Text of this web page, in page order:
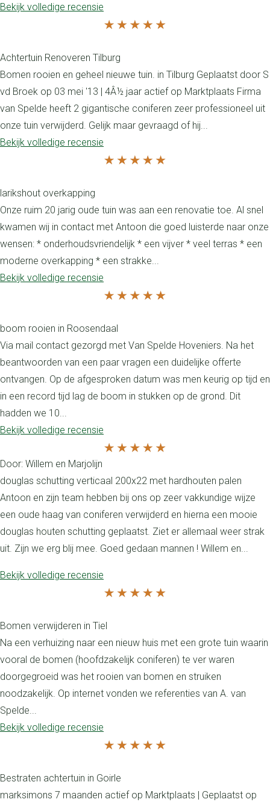
Bekijk volledige recensie
Achtertuin Renoveren Tilburg
Bomen rooien en geheel nieuwe tuin. in Tilburg Geplaatst door S
vd Broek op 03 mei '13 | 4Â½ jaar actief op Marktplaats Firma
van Spelde heeft 2 gigantische coniferen zeer professioneel uit
onze tuin verwijderd. Gelijk maar gevraagd of hij...
Bekijk volledige recensie
larikshout overkapping
Onze ruim 20 jarig oude tuin was aan een renovatie toe. Al snel
kwamen wij in contact met Antoon die goed luisterde naar onze
wensen: * onderhoudsvriendelijk * een vijver * veel terras * een
moderne overkapping * een strakke...
Bekijk volledige recensie
boom rooien in Roosendaal
Via mail contact gezorgd met Van Spelde Hoveniers. Na het
beantwoorden van een paar vragen een duidelijke offerte
ontvangen. Op de afgesproken datum was men keurig op tijd en
in een record tijd lag de boom in stukken op de grond. Dit
hadden we 10...
Bekijk volledige recensie
Door: Willem en Marjolijn
douglas schutting verticaal 200x22 met hardhouten palen
Antoon en zijn team hebben bij ons op zeer vakkundige wijze
een oude haag van coniferen verwijderd en hierna een mooie
douglas houten schutting geplaatst. Ziet er allemaal weer strak
uit. Zijn we erg blij mee. Goed gedaan mannen ! Willem en...
Bekijk volledige recensie
Bomen verwijderen in Tiel
Na een verhuizing naar een nieuw huis met een grote tuin waarin
vooral de bomen (hoofdzakelijk coniferen) te ver waren
doorgegroeid was het rooien van bomen en struiken
noodzakelijk. Op internet vonden we referenties van A. van
Spelde...
Bekijk volledige recensie
Bestraten achtertuin in Goirle
marksimons 7 maanden actief op Marktplaats | Geplaatst op